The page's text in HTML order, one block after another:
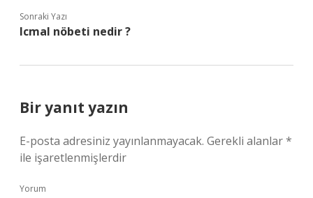
Sonraki Yazı
Icmal nöbeti nedir ?
Bir yanıt yazın
E-posta adresiniz yayınlanmayacak. Gerekli alanlar*
ile işaretlenmişlerdir
Yorum